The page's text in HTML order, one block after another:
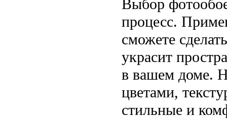
Выбор
процесс.
сможете
украсит
в вашем доме.
цветами,
стильные и